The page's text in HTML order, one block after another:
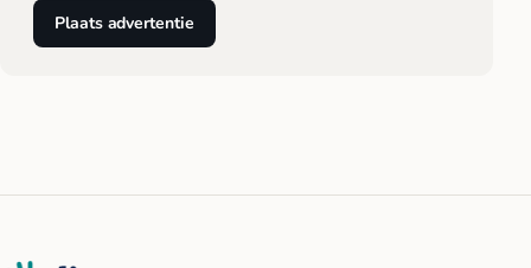
Plaats advertentie